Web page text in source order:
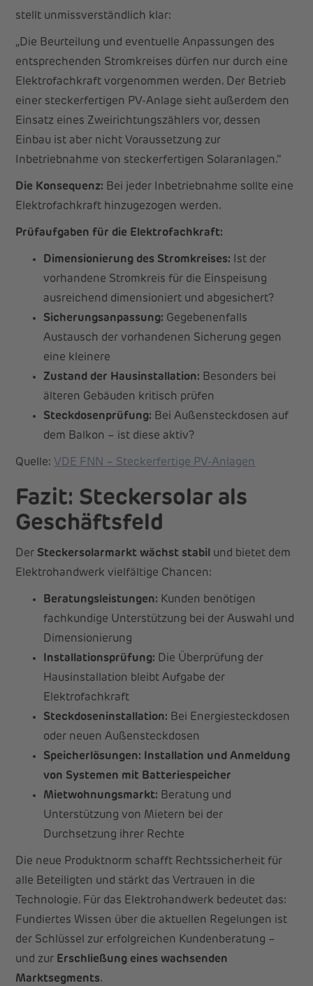
stellt unmissverständlich klar:
„Die Beurteilung und eventuelle Anpassungen des
entsprechenden Stromkreises dürfen nur durch eine
Elektrofachkraft vorgenommen werden. Der Betrieb
einer steckerfertigen PV-Anlage sieht außerdem den
Einsatz eines Zweirichtungszählers vor, dessen
Einbau ist aber nicht Voraussetzung zur
Inbetriebnahme von steckerfertigen Solaranlagen."
Die Konsequenz: Bei jeder Inbetriebnahme sollte eine
Elektrofachkraft hinzugezogen werden.
Prüfaufgaben für die Elektrofachkraft:
Dimensionierung des Stromkreises: Ist der
vorhandene Stromkreis für die Einspeisung
ausreichend dimensioniert und abgesichert?
Sicherungsanpassung: Gegebenenfalls
Austausch der vorhandenen Sicherung gegen
eine kleinere
Zustand der Hausinstallation: Besonders bei
älteren Gebäuden kritisch prüfen
Steckdosenprüfung: Bei Außensteckdosen auf
dem Balkon – ist diese aktiv?
Quelle: VDE FNN – Steckerfertige PV-Anlagen
Fazit: Steckersolar als
Geschäftsfeld
Der Steckersolarmarkt wächst stabil und bietet dem
Elektrohandwerk vielfältige Chancen:
Beratungsleistungen: Kunden benötigen
fachkundige Unterstützung bei der Auswahl und
Dimensionierung
Installationsprüfung: Die Überprüfung der
Hausinstallation bleibt Aufgabe der
Elektrofachkraft
Steckdoseninstallation: Bei Energiesteckdosen
oder neuen Außensteckdosen
Speicherlösungen: Installation und Anmeldung
von Systemen mit Batteriespeicher
Mietwohnungsmarkt: Beratung und
Unterstützung von Mietern bei der
Durchsetzung ihrer Rechte
Die neue Produktnorm schafft Rechtssicherheit für
alle Beteiligten und stärkt das Vertrauen in die
Technologie. Für das Elektrohandwerk bedeutet das:
Fundiertes Wissen über die aktuellen Regelungen ist
der Schlüssel zur erfolgreichen Kundenberatung –
und zur Erschließung eines wachsenden
Marktsegments.